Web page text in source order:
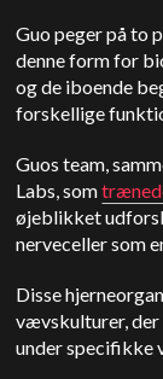
Guo peger på to
denne form for
og de iboende
forskellige
Guos team,
Labs, som
øjeblikket
nerveceller som
Disse
vævskulturer, der
under specifikke